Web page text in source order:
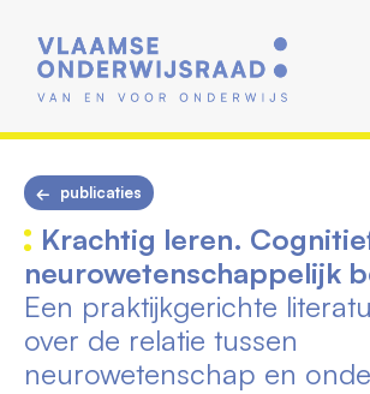
publicaties
Krachtig leren.
neurowetenschappelijk
Een praktijkgerichte
over de relatie tussen
neurowetenschap en